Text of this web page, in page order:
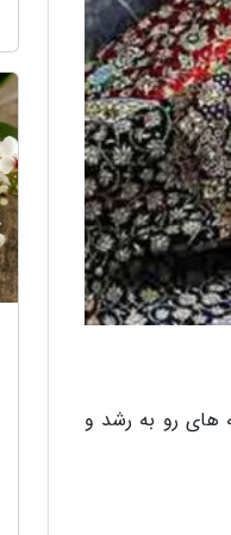
های رو به رشد و